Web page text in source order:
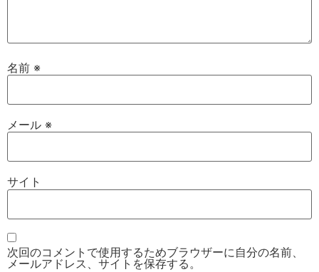
名前 ※
メール ※
サイト
次回のコメントで使用するためブラウザーに自分の名前、
メールアドレス、サイトを保存する。